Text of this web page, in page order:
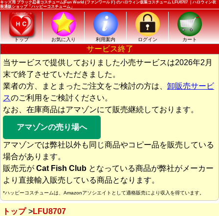
キッズ用 ブラック忍者コスチューム|Fun World (ファンワールド) のハロウィン仮装コスチューム LFU8707 ｜ハロウィン衣
装通販ショップ「ハッピーコスチューム」
トップ お気に入り 利用案内 ログイン カート
サービス終了
当サービスで提供しておりました小売サービスは2026年2月
末で終了させていただきました。
業者の方、まとまったご注文をご検討の方は、 卸販売サービ
スのご利用をご検討ください。
なお、在庫商品はアマゾンにて販売継続しております。
アマゾンの売り場へ
アマゾンでは弊社以外も同じ商品やコピー品を販売している
場合があります。
販売元が Cat Fish Club となっている商品が弊社がメーカー
より直接輸入販売している商品となります。
*ハッピーコスチュームは、Amazonアソシエイトとして適格販売により収入を得ています。
トップ LFU8707